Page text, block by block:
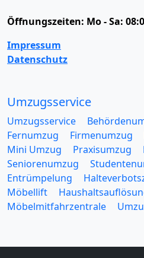
Öffnungszeiten: Mo - Sa:
Impressum
Datenschutz
Umzugsservice
Umzugsservice
Fernumzug
Firmenumzug
Mini Umzug
Praxisumzug
Seniorenumzug
Entrümpelung
Möbellift
Möbelmitfahrzentrale